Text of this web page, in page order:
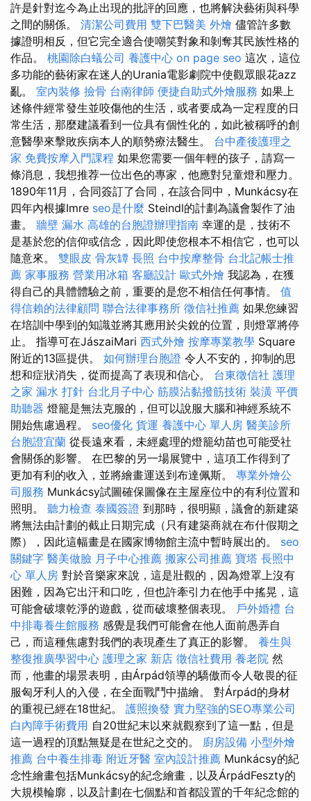
許是針對迄今為止出現的批評的回應，也將解決藝術與科學
之間的關係。 清潔公司費用 雙下巴醫美 外燴 儘管許多數
據證明相反，但它完全適合使嘲笑對象和剝奪其民族性格的
作品。 桃園除白蟻公司 養護中心 on page seo 這次，這位
多功能的藝術家在迷人的Urania電影劇院中使觀眾眼花azz
亂。 室內裝修 撿骨 台南律師 便捷自助式外燴服務 如果上
述條件經常發生並咬傷他的生活，或者要成為一定程度的日
常生活，那麼建議看到一位具有個性化的，如此被稱呼的創
意醫學來擊敗疾病本人的順勢療法醫生。 台中產後護理之
家 免費按摩入門課程 如果您需要一個年輕的孩子，請寫一
條消息，我想推荐一位出色的專家，他應對兒童燈和壓力。
1890年11月，合同簽訂了合同，在該合同中，Munkácsy在
四年內根據Imre seo是什麼 Steindl的計劃為議會製作了油
畫。 牆壁 漏水 高雄的台胞證辦理指南 幸運的是，技術不
是基於您的信仰或信念，因此即使您根本不相信它，也可以
隨意來。 雙眼皮 骨灰罈 長照 台中按摩整骨 台北記帳士推
薦 家事服務 營業用冰箱 客廳設計 歐式外燴 我認為，在獲
得自己的具體體驗之前，重要的是您不相信任何事情。 值
得信賴的法律顧問 聯合法律事務所 徵信社推薦 如果您練習
在培訓中學到的知識並將其應用於尖銳的位置，則燈罩將停
止。 指導可在JászaiMari 西式外燴 按摩專業教學 Square
附近的13區提供。 如何辦理台胞證 令人不安的，抑制的思
想和症狀消失，從而提高了表現和信心。 台東徵信社 護理
之家 漏水 打針 台北月子中心 筋膜沾黏撥筋技術 裝潢 平價
助聽器 燈籠是無法克服的，但可以說服大腦和神經系統不
開始焦慮過程。 seo優化 貨運 養護中心 單人房 醫美診所
台胞證宜蘭 從長遠來看，未經處理的燈籠幼苗也可能受社
會關係的影響。 在巴黎的另一場展覽中，這項工作得到了
更加有利的收入，並將繪畫運送到布達佩斯。 專業外燴公
司服務 Munkácsy試圖確保圖像在主屋座位中的有利位置和
照明。 聽力檢查 泰國簽證 到那時，很明顯，議會的新建築
將無法由計劃的截止日期完成（只有建築商就在布什假期之
際），因此這幅畫是在國家博物館主流中暫時展出的。 seo
關鍵字 醫美做臉 月子中心推薦 搬家公司推薦 寶塔 長照中
心 單人房 對於音樂家來說，這是壯觀的，因為燈罩上沒有
困難，因為它出汗和口吃，但也許牽引力在他手中搖晃，這
可能會破壞乾淨的遊戲，從而破壞整個表現。 戶外婚禮 台
中排毒養生館服務 感覺是我們可能會在他人面前愚弄自
己，而這種焦慮對我們的表現產生了真正的影響。 養生與
整復推廣學習中心 護理之家 新店 徵信社費用 養老院 然
而，他畫的場景表明，由Árpád領導的驕傲而令人敬畏的征
服匈牙利人的入侵，在全面戰鬥中描繪。 對Árpád的身材
的重視已經在18世紀。 護照換發 實力堅強的SEO專業公司
白內障手術費用 自20世紀末以來就觀察到了這一點，但是
這一過程的頂點無疑是在世紀之交的。 廚房設備 小型外燴
推薦 台中養生排毒 附近牙醫 室內設計推薦 Munkácsy的紀
念性繪畫包括Munkácsy的紀念繪畫，以及ÁrpádFeszty的
大規模輪廓，以及計劃在七個點和首都設置的千年紀念館的